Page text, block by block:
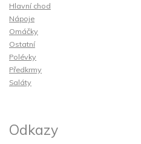
Hlavní chod
Nápoje
Omáčky
Ostatní
Polévky
Předkrmy
Saláty
Odkazy